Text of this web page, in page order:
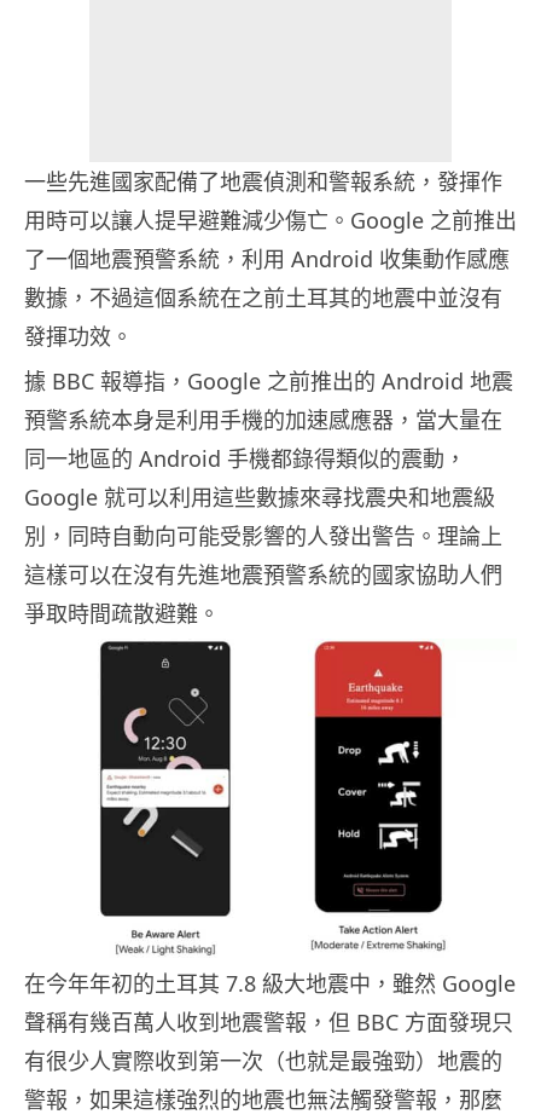
一些先進國家配備了地震偵測和警報系統，發揮作
用時可以讓人提早避難減少傷亡。Google 之前推出
了一個地震預警系統，利用 Android 收集動作感應
數據，不過這個系統在之前土耳其的地震中並沒有
發揮功效。
據 BBC 報導指，Google 之前推出的 Android 地震
預警系統本身是利用手機的加速感應器，當大量在
同一地區的 Android 手機都錄得類似的震動，
Google 就可以利用這些數據來尋找震央和地震級
別，同時自動向可能受影響的人發出警告。理論上
這樣可以在沒有先進地震預警系統的國家協助人們
爭取時間疏散避難。
在今年年初的土耳其 7.8 級大地震中，雖然 Google
聲稱有幾百萬人收到地震警報，但 BBC 方面發現只
有很少人實際收到第一次（也就是最強勁）地震的
警報，如果這樣強烈的地震也無法觸發警報，那麼